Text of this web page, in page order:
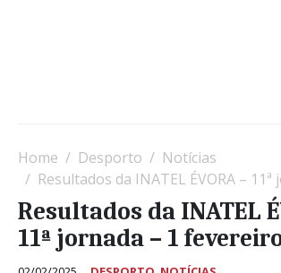
Home Desporto
Notícias
Resultados da INATEL ÉVORA – 11ª jornada
Resultados da INATEL
11ª jornada – 1